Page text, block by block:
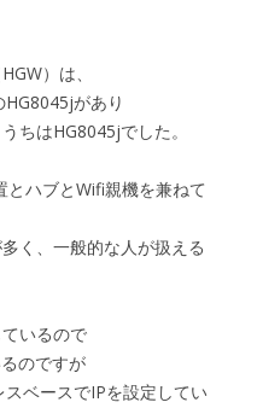
）は、
があり
ちはHG8045jでした。
とハブとWifi親機を兼ねて
く、一般的な人が扱える
いるので
のですが
ベースでIPを設定してい